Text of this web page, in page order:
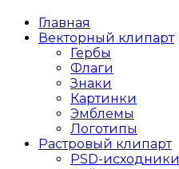
Главная
Векторный клипарт
Гербы
Флаги
Знаки
Картинки
Эмблемы
Логотипы
Растровый клипарт
PSD-исходники